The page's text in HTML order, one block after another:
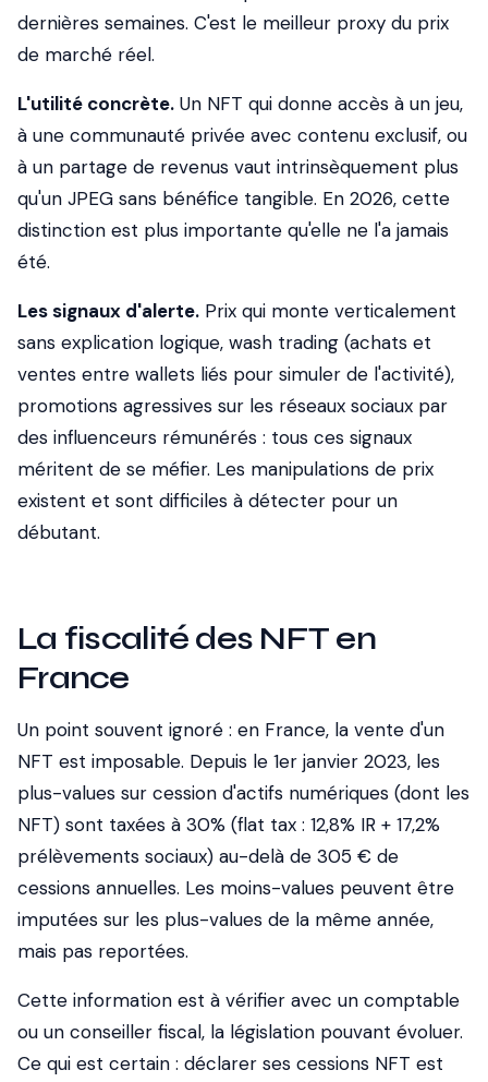
dernières semaines. C'est le meilleur proxy du prix
de marché réel.
L'utilité concrète. Un NFT qui donne accès à un jeu,
à une communauté privée avec contenu exclusif, ou
à un partage de revenus vaut intrinsèquement plus
qu'un JPEG sans bénéfice tangible. En 2026, cette
distinction est plus importante qu'elle ne l'a jamais
été.
Les signaux d'alerte. Prix qui monte verticalement
sans explication logique, wash trading (achats et
ventes entre wallets liés pour simuler de l'activité),
promotions agressives sur les réseaux sociaux par
des influenceurs rémunérés : tous ces signaux
méritent de se méfier. Les manipulations de prix
existent et sont difficiles à détecter pour un
débutant.
La fiscalité des NFT en
France
Un point souvent ignoré : en France, la vente d'un
NFT est imposable. Depuis le 1er janvier 2023, les
plus-values sur cession d'actifs numériques (dont les
NFT) sont taxées à 30% (flat tax : 12,8% IR + 17,2%
prélèvements sociaux) au-delà de 305 € de
cessions annuelles. Les moins-values peuvent être
imputées sur les plus-values de la même année,
mais pas reportées.
Cette information est à vérifier avec un comptable
ou un conseiller fiscal, la législation pouvant évoluer.
Ce qui est certain : déclarer ses cessions NFT est